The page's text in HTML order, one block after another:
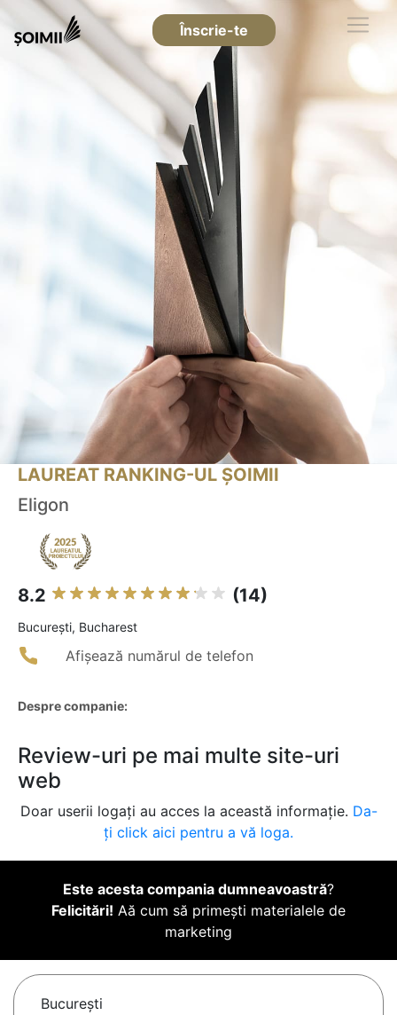
Înscrie-te
LAUREAT RANKING-UL ȘOIMII
Eligon
8.2 (14)
Bucureşti, Bucharest
Afișează numărul de telefon
Despre companie:
Review-uri pe mai multe site-uri
web
Doar userii logați au acces la această informație. Da-
ți click aici pentru a vă loga.
Este acesta compania dumneavoastră?
Felicitări! Aă cum să primești materialele de
marketing
Bucureşti